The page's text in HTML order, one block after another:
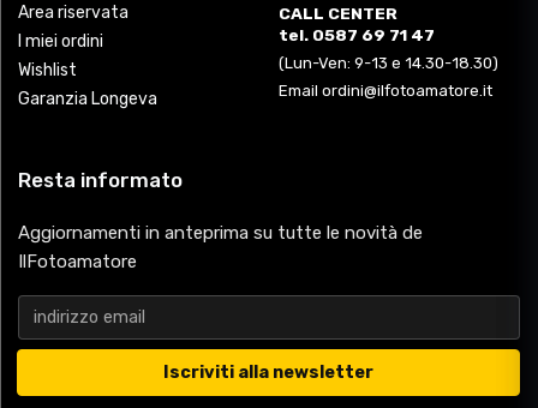
Area riservata
I miei ordini
Wishlist
Garanzia Longeva
CALL CENTER
tel. 0587 69 71 47
(Lun-Ven: 9-13 e 14.30-18.30)
Email ordini@ilfotoamatore.it
Resta informato
Aggiornamenti in anteprima su tutte le novità de
IlFotoamatore
Iscriviti alla newsletter